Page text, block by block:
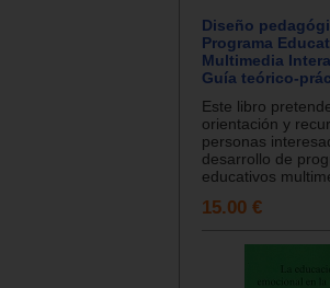
Diseño
Programa
Multimedia
Guía teórico-
Este libro
orientación y
personas
desarrollo de
educativos
15.00 €